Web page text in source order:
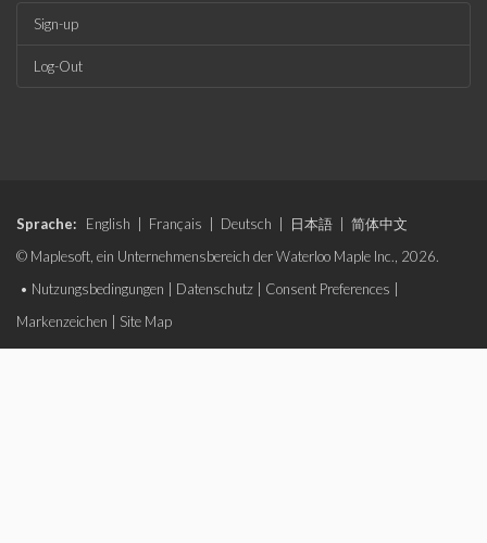
Sign-up
Log-Out
Sprache: English Français Deutsch 日本語
简体中文
© Maplesoft, ein Unternehmensbereich der Waterloo Maple Inc., 2026.
• Nutzungsbedingungen Datenschutz Consent Preferences
Markenzeichen
Site Map